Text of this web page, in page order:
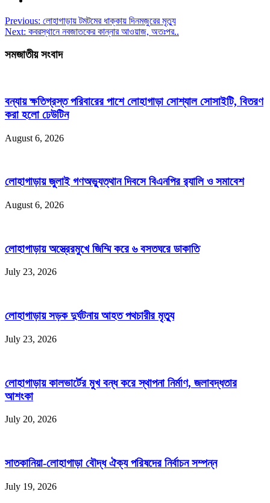
Previous: লোহাগাড়ায় টমটমের ধাক্কায় দিনমজুরের মৃত্যু
Next: কবরস্থানে নবজাতকের কান্নার আওয়াজ, অতঃপর..
সমজাতীয় সংবাদ
বন্যায় ক্ষতিগ্রস্ত পরিবারের পাশে লোহাগাড়া সোশ্যাল সোসাইটি, বিতরণ
করা হলো ঢেউটিন
August 6, 2026
লোহাগাড়ায় জুলাই গণঅভ্যুত্থান দিবসে বিএনপির র‌্যালি ও সমাবেশ
August 6, 2026
লোহাগাড়ায় অস্ত্রেরমুখে জিম্মি করে ৬ বসতঘরে ডাকাতি
July 23, 2026
লোহাগাড়ায় সড়ক দুর্ঘটনায় আহত পথচারীর মৃত্যু
July 23, 2026
লোহাগাড়ায় কালভার্টের মুখ বন্ধ করে স্থাপনা নির্মাণ, জলাবদ্ধতার
আশংকা
July 20, 2026
সাতকানিয়া-লোহাগাড়া বৌদ্ধ ঐক্য পরিষদের নির্বাচন সম্পন্ন
July 19, 2026